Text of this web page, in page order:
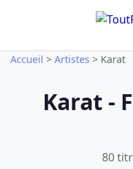
Accueil > Artistes > Karat
Karat -
80